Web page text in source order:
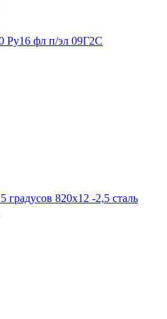
Ру16 фл п/эл 09Г2С
820х12 -2,5 сталь